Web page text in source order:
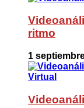
ritmo
1